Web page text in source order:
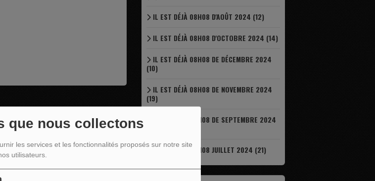
que nous collectons
les services et les fonctionnalités proposés sur notre site
utilisateurs.
IL EST DÉJÀ 08H08 D'AOÛT 2024 (12)
IL EST DÉJÀ 08H08 D'OCTOBRE 2024 (14)
IL EST DÉJÀ 08H08 DE DÉCEMBRE 2024
(10)
IL EST DÉJÀ 08H08 DE NOVEMBRE 2024
(19)
IL EST DÉJÀ 08H08 DE SEPTEMBRE 2024
IL EST DÉJÀ 08H08 JUILLET 2024 (21)